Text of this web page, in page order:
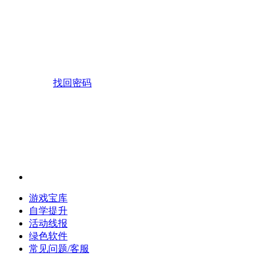
找回密码
游戏宝库
自学提升
活动线报
绿色软件
常见问题/客服